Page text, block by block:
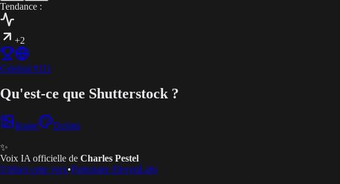
Tendance :
+2
Général #111
Qu'est-ce que Shutterstock ?
Image Design
✨
Voix IA officielle de Charles Pestel
Utiliser cette voix•Partenaire ElevenLabs